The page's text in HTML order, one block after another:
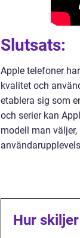
Slutsats:
Apple telefoner
kvalitet och
etablera sig som
och serier kan
modell man
Hur